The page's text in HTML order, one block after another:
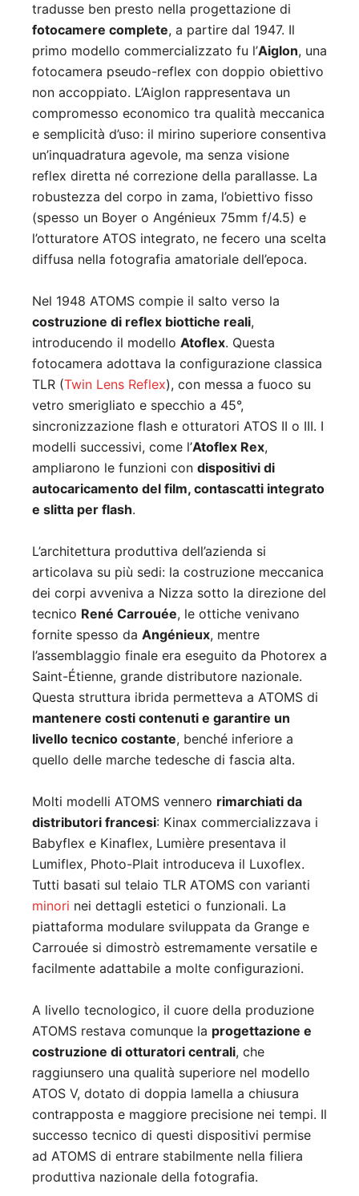
tradusse ben presto nella progettazione di
fotocamere complete, a partire dal 1947. Il
primo modello commercializzato fu l’Aiglon, una
fotocamera pseudo-reflex con doppio obiettivo
non accoppiato. L’Aiglon rappresentava un
compromesso economico tra qualità meccanica
e semplicità d’uso: il mirino superiore consentiva
un’inquadratura agevole, ma senza visione
reflex diretta né correzione della parallasse. La
robustezza del corpo in zama, l’obiettivo fisso
(spesso un Boyer o Angénieux 75mm f/4.5) e
l’otturatore ATOS integrato, ne fecero una scelta
diffusa nella fotografia amatoriale dell’epoca.
Nel 1948 ATOMS compie il salto verso la
costruzione di reflex biottiche reali,
introducendo il modello Atoflex. Questa
fotocamera adottava la configurazione classica
TLR (Twin Lens Reflex), con messa a fuoco su
vetro smerigliato e specchio a 45°,
sincronizzazione flash e otturatori ATOS II o III. I
modelli successivi, come l’Atoflex Rex,
ampliarono le funzioni con dispositivi di
autocaricamento del film, contascatti integrato
e slitta per flash.
L’architettura produttiva dell’azienda si
articolava su più sedi: la costruzione meccanica
dei corpi avveniva a Nizza sotto la direzione del
tecnico René Carrouée, le ottiche venivano
fornite spesso da Angénieux, mentre
l’assemblaggio finale era eseguito da Photorex a
Saint-Étienne, grande distributore nazionale.
Questa struttura ibrida permetteva a ATOMS di
mantenere costi contenuti e garantire un
livello tecnico costante, benché inferiore a
quello delle marche tedesche di fascia alta.
Molti modelli ATOMS vennero rimarchiati da
distributori francesi: Kinax commercializzava i
Babyflex e Kinaflex, Lumière presentava il
Lumiflex, Photo-Plait introduceva il Luxoflex.
Tutti basati sul telaio TLR ATOMS con varianti
minori nei dettagli estetici o funzionali. La
piattaforma modulare sviluppata da Grange e
Carrouée si dimostrò estremamente versatile e
facilmente adattabile a molte configurazioni.
A livello tecnologico, il cuore della produzione
ATOMS restava comunque la progettazione e
costruzione di otturatori centrali, che
raggiunsero una qualità superiore nel modello
ATOS V, dotato di doppia lamella a chiusura
contrapposta e maggiore precisione nei tempi. Il
successo tecnico di questi dispositivi permise
ad ATOMS di entrare stabilmente nella filiera
produttiva nazionale della fotografia.